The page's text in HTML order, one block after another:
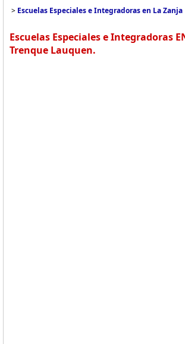
> Escuelas Especiales e Integradoras en La Zanja
Escuelas Especiales e Integradoras
Trenque Lauquen.